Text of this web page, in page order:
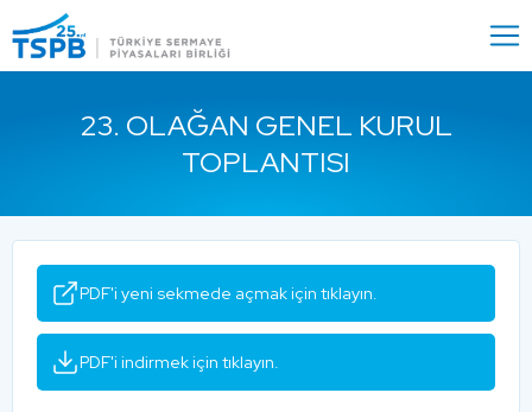
Close
23. OLAĞAN GENEL KURUL
TOPLANTISI
PDF'i yeni sekmede açmak için tıklayın.
PDF'i indirmek için tıklayın.